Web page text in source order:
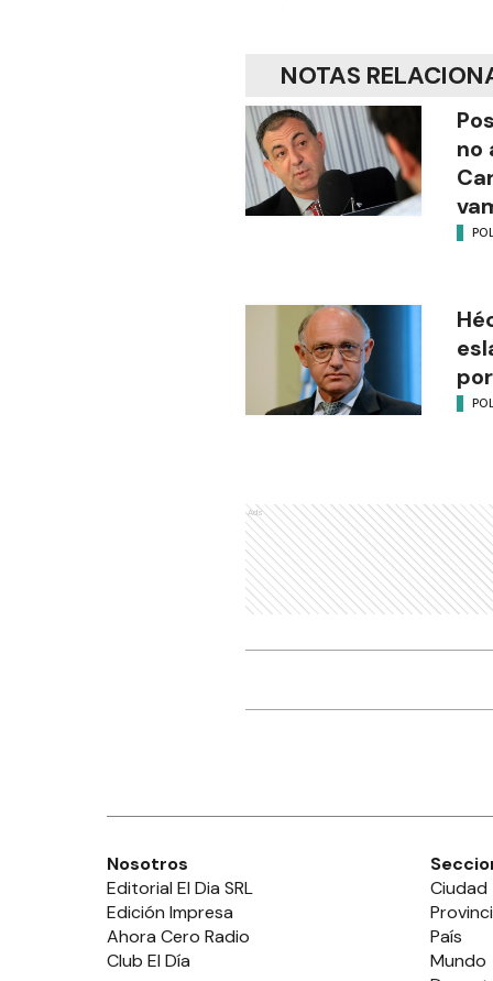
NOTAS
no
Ads
Nosotros
Editorial El Dia SRL
Edición Impresa
Ahora Cero Radio
Club El Día
Ciudad
País
Mundo